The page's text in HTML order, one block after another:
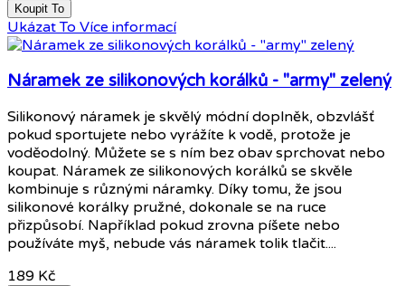
Koupit To
Ukázat To Více informací
Náramek ze silikonových korálků - "army" zelený
Silikonový náramek je skvělý módní doplněk, obzvlášť
pokud sportujete nebo vyrážíte k vodě, protože je
voděodolný. Můžete se s ním bez obav sprchovat nebo
koupat. Náramek ze silikonových korálků se skvěle
kombinuje s různými náramky. Díky tomu, že jsou
silikonové korálky pružné, dokonale se na ruce
přizpůsobí. Například pokud zrovna píšete nebo
používáte myš, nebude vás náramek tolik tlačit....
189 Kč